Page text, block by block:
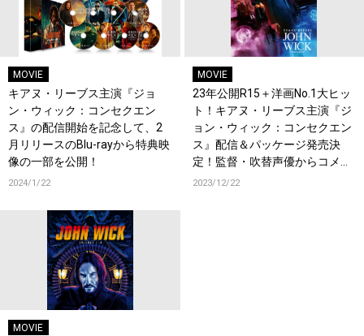
MOVIE
キアヌ・リーブス主演『ジョ
ン・ウィック：コンセクエン
ス』の配信開始を記念して、2
月リリースのBlu-rayから特典映
像の一部を公開！
2024/1/22
MOVIE
23年公開R15＋洋画No.1大ヒッ
ト！キアヌ・リーブス主演『ジ
ョン・ウィック：コンセクエン
ス』配信＆パッケージ発売決
定！監督・吹替声優からコメン
トも到着！！
2023/12/22
MOVIE